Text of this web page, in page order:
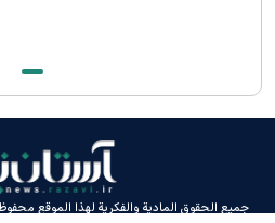
جميع الحقوق المادية والفكرية لهذا الموقع